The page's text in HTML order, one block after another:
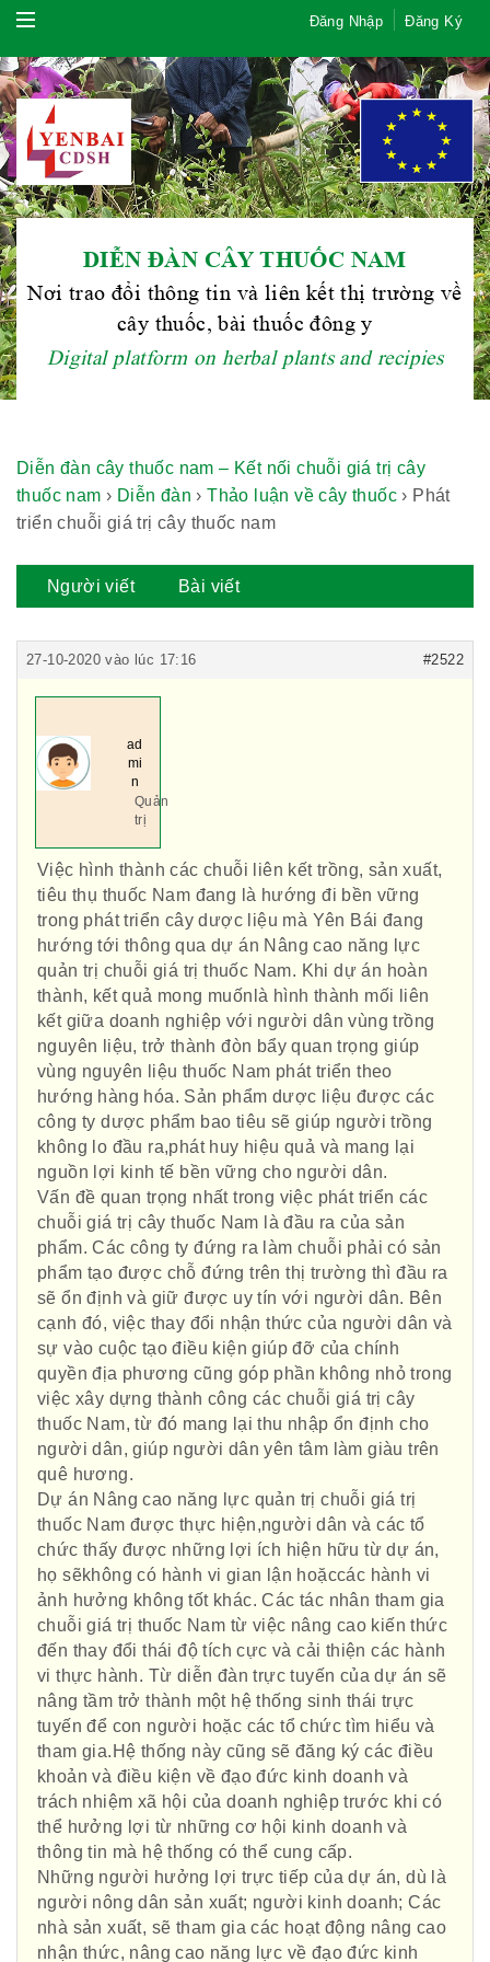
Đăng Nhập Đăng Ký
DIỄN ĐÀN CÂY THUỐC NAM
Nơi trao đổi thông tin và liên kết thị trường về
cây thuốc, bài thuốc đông y
Digital platform on herbal plants and recipies
Diễn đàn cây thuốc nam – Kết nối chuỗi giá trị cây
thuốc nam › Diễn đàn › Thảo luận về cây thuốc › Phát
triển chuỗi giá trị cây thuốc nam
Người viết Bài viết
27-10-2020 vào lúc 17:16 #2522
ad
mi
n
Quản
trị
Việc hình thành các chuỗi liên kết trồng, sản xuất,
tiêu thụ thuốc Nam đang là hướng đi bền vững
trong phát triển cây dược liệu mà Yên Bái đang
hướng tới thông qua dự án Nâng cao năng lực
quản trị chuỗi giá trị thuốc Nam. Khi dự án hoàn
thành, kết quả mong muốnlà hình thành mối liên
kết giữa doanh nghiệp với người dân vùng trồng
nguyên liệu, trở thành đòn bẩy quan trọng giúp
vùng nguyên liệu thuốc Nam phát triển theo
hướng hàng hóa. Sản phẩm dược liệu được các
công ty dược phẩm bao tiêu sẽ giúp người trồng
không lo đầu ra,phát huy hiệu quả và mang lại
nguồn lợi kinh tế bền vững cho người dân.
Vấn đề quan trọng nhất trong việc phát triển các
chuỗi giá trị cây thuốc Nam là đầu ra của sản
phẩm. Các công ty đứng ra làm chuỗi phải có sản
phẩm tạo được chỗ đứng trên thị trường thì đầu ra
sẽ ổn định và giữ được uy tín với người dân. Bên
cạnh đó, việc thay đổi nhận thức của người dân và
sự vào cuộc tạo điều kiện giúp đỡ của chính
quyền địa phương cũng góp phần không nhỏ trong
việc xây dựng thành công các chuỗi giá trị cây
thuốc Nam, từ đó mang lại thu nhập ổn định cho
người dân, giúp người dân yên tâm làm giàu trên
quê hương.
Dự án Nâng cao năng lực quản trị chuỗi giá trị
thuốc Nam được thực hiện,người dân và các tổ
chức thấy được những lợi ích hiện hữu từ dự án,
họ sẽkhông có hành vi gian lận hoặccác hành vi
ảnh hưởng không tốt khác. Các tác nhân tham gia
chuỗi giá trị thuốc Nam từ việc nâng cao kiến thức
đến thay đổi thái độ tích cực và cải thiện các hành
vi thực hành. Từ diễn đàn trực tuyến của dự án sẽ
nâng tầm trở thành một hệ thống sinh thái trực
tuyến để con người hoặc các tổ chức tìm hiểu và
tham gia.Hệ thống này cũng sẽ đăng ký các điều
khoản và điều kiện về đạo đức kinh doanh và
trách nhiệm xã hội của doanh nghiệp trước khi có
thể hưởng lợi từ những cơ hội kinh doanh và
thông tin mà hệ thống có thể cung cấp.
Những người hưởng lợi trực tiếp của dự án, dù là
người nông dân sản xuất; người kinh doanh; Các
nhà sản xuất, sẽ tham gia các hoạt động nâng cao
nhận thức, nâng cao năng lực về đạo đức kinh